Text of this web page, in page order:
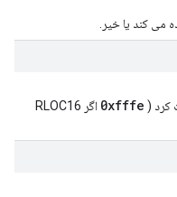
می کند یا خیر.
0xfffe
اگر RLOC16